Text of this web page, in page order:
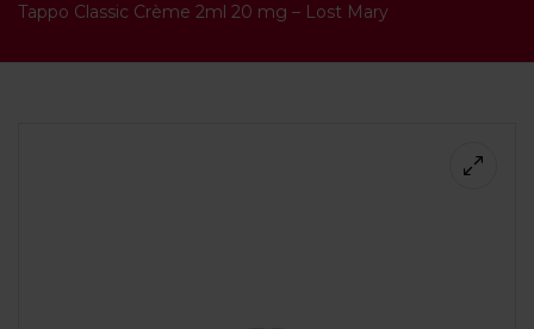
Tappo Classic Crème 2ml 20 mg – Lost Mary